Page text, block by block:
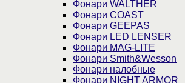
Фонари WALTHER
Фонари COAST
Фонари GEEPAS
Фонари LED LENSER
Фонари MAG-LITE
Фонари Smith&Wesson
Фонари налобные
Фонари NIGHT ARMOR